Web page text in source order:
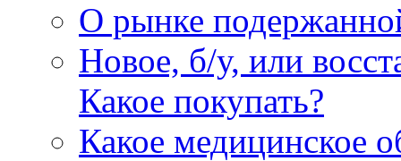
О рынке
Новое, б/у, или
Какое покупать?
Какое медицинское